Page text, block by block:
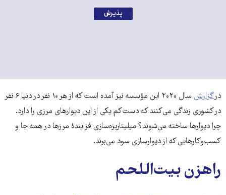
پذیرش
درگزارش
سال ۲۰۲۰ این مؤسسه نیز آمده است که از هر ۱۰ نفر در دنیا ۶ نفر
در کشوری زندگی می‌کنند که دست‌کم یکی از این دیوارهای مرزی را دارد.
چرا دیوارها ساخته می‌شوند؟ میلیتاریزه‌سازی فزایندۀ مرزها در همه جا و
کسب‌وکارهایی که از دیوارسازی سود می‌برند.
راهزن بیت‌اللحم